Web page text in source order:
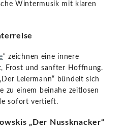
Wintermusik mit klaren
“ zeichnen eine innere
Frost und sanfter Hoffnung.
Leiermann“ bündelt sich
zu einem beinahe zeitlosen
sofort vertieft.
„Der Nussknacker“